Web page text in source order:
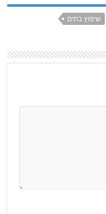
שיפוץ בתים